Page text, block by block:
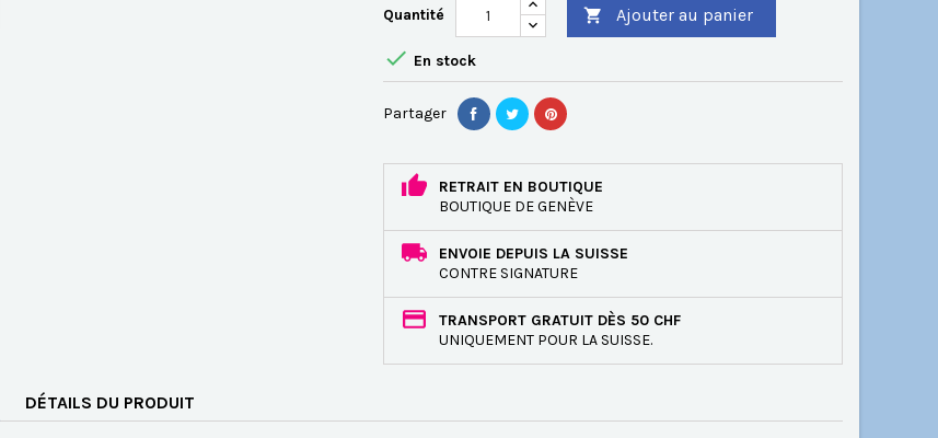
Quantité  Ajouter au panier
 En stock
Partager
RETRAIT EN BOUTIQUE
BOUTIQUE DE GENÈVE
ENVOIE DEPUIS LA SUISSE
CONTRE SIGNATURE
TRANSPORT GRATUIT DÈS 50 CHF
UNIQUEMENT POUR LA SUISSE.
DÉTAILS DU PRODUIT